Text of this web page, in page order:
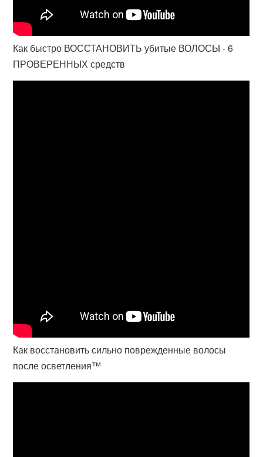
Как быстро ВОССТАНОВИТЬ убитые ВОЛОСЫ - 6
ПРОВЕРЕННЫХ средств
Как восстановить сильно поврежденные волосы
после осветления™